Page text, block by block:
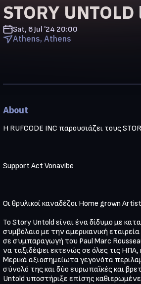
STORY
Sat, 6 Jul '24 20:00
Athens, Athens
About
Η RUFCODE INC παρουσιάζει τους
Support Act Vonavibe
Οι θρυλικοί καναδέζοι Home grown
Το Story Untold είναι ένα δίδυμο με
συμβόλαιο με την αμερικανική
σε συμπαραγωγή του Paul Marc
να ταξιδέψει εκτενώς σε όλες τις
Μερικά αξιοσημείωτα γεγονότα
σύνολό της και δύο ευρωπαϊκές και
Untold υποστήριξε επίσης